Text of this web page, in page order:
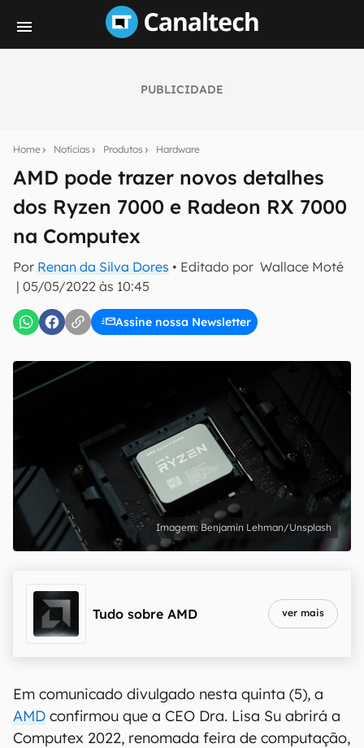
PUBLICIDADE
Home Notícias Produtos Hardware
AMD pode trazer novos detalhes
dos Ryzen 7000 e Radeon RX 7000
na Computex
Por Renan da Silva Dores • Editado por Wallace Moté
| 05/05/2022 às 10:45
Assine nossa Newsletter
notícias e reviews sobre tecnologia em primeira
mão.
E-mail
inscreva-se
Confirmo que li, aceito e concordo com os Termos de
Uso e Política de Privacidade do Canaltech.
Benjamin Lehman/Unsplash
Tudo sobre AMD ver mais
Em comunicado divulgado nesta quinta (5), a
AMD confirmou que a CEO Dra. Lisa Su abrirá a
Computex 2022, renomada feira de computação,